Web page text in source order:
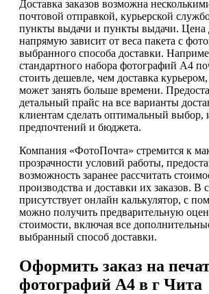
Доставка заказов возможна
почтовой отправкой, курьерской
пункты выдачи и пункты выдачи. Цена
напрямую зависит от веса пакета с
выбранного способа доставки.
стандартного набора фотографий А4
стоить дешевле, чем доставка
может занять больше времени.
детальный прайс на все варианты
клиентам сделать оптимальный выбор,
предпочтений и бюджета.
Компания «ФотоПочта» стремится к
прозрачности условий работы,
возможность заранее рассчитать
производства и доставки их заказов. В
присутствует онлайн калькулятор, с
можно получить предварительную
стоимости, включая все
выбранный способ доставки.
Оформить заказ на
фотографий А4 в г Чита